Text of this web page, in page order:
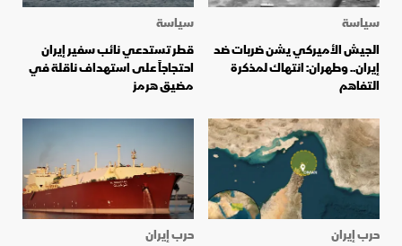
سياسة
الجيش الأميركي يشن ضربات ضد
إيران.. وطهران: انتهاك لمذكرة
التفاهم
سياسة
قطر تستدعي نائب سفير إيران
احتجاجاً على استهداف ناقلة في
مضيق هرمز
حرب إيران
حرب إيران